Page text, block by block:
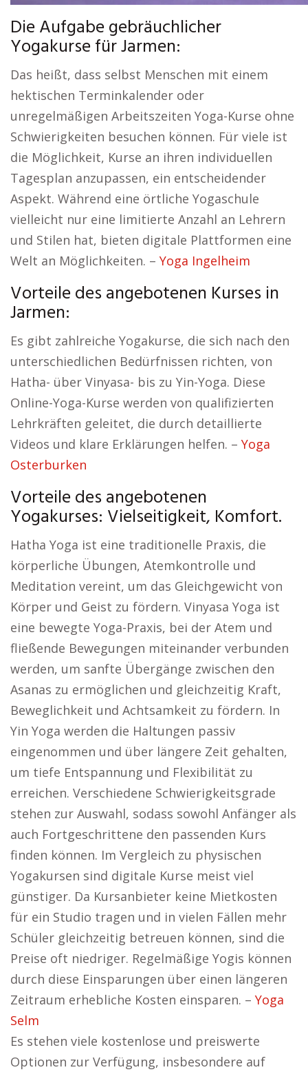
Die Aufgabe gebräuchlicher
Yogakurse für Jarmen:
Das heißt, dass selbst Menschen mit einem
hektischen Terminkalender oder
unregelmäßigen Arbeitszeiten Yoga-Kurse ohne
Schwierigkeiten besuchen können. Für viele ist
die Möglichkeit, Kurse an ihren individuellen
Tagesplan anzupassen, ein entscheidender
Aspekt. Während eine örtliche Yogaschule
vielleicht nur eine limitierte Anzahl an Lehrern
und Stilen hat, bieten digitale Plattformen eine
Welt an Möglichkeiten. – Yoga Ingelheim
Vorteile des angebotenen Kurses in
Jarmen:
Es gibt zahlreiche Yogakurse, die sich nach den
unterschiedlichen Bedürfnissen richten, von
Hatha- über Vinyasa- bis zu Yin-Yoga. Diese
Online-Yoga-Kurse werden von qualifizierten
Lehrkräften geleitet, die durch detaillierte
Videos und klare Erklärungen helfen. – Yoga
Osterburken
Vorteile des angebotenen
Yogakurses: Vielseitigkeit, Komfort.
Hatha Yoga ist eine traditionelle Praxis, die
körperliche Übungen, Atemkontrolle und
Meditation vereint, um das Gleichgewicht von
Körper und Geist zu fördern. Vinyasa Yoga ist
eine bewegte Yoga-Praxis, bei der Atem und
fließende Bewegungen miteinander verbunden
werden, um sanfte Übergänge zwischen den
Asanas zu ermöglichen und gleichzeitig Kraft,
Beweglichkeit und Achtsamkeit zu fördern. In
Yin Yoga werden die Haltungen passiv
eingenommen und über längere Zeit gehalten,
um tiefe Entspannung und Flexibilität zu
erreichen. Verschiedene Schwierigkeitsgrade
stehen zur Auswahl, sodass sowohl Anfänger als
auch Fortgeschrittene den passenden Kurs
finden können. Im Vergleich zu physischen
Yogakursen sind digitale Kurse meist viel
günstiger. Da Kursanbieter keine Mietkosten
für ein Studio tragen und in vielen Fällen mehr
Schüler gleichzeitig betreuen können, sind die
Preise oft niedriger. Regelmäßige Yogis können
durch diese Einsparungen über einen längeren
Zeitraum erhebliche Kosten einsparen. – Yoga
Selm
Es stehen viele kostenlose und preiswerte
Optionen zur Verfügung, insbesondere auf